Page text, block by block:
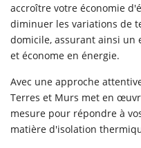
Accueil
& isolation
accroître votre économie
diminuer les variations de
domicile, assurant ainsi
et économe en énergie.
Avec une approche
Terres et Murs met en
mesure pour répondre à
matière d'isolation